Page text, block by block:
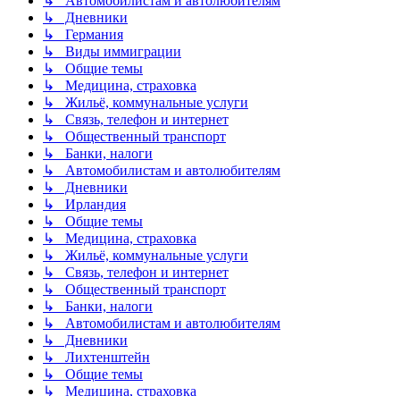
↳ Дневники
↳ Германия
↳ Виды иммиграции
↳ Общие темы
↳ Медицина, страховка
↳ Жильё, коммунальные услуги
↳ Связь, телефон и интернет
↳ Общественный транспорт
↳ Банки, налоги
↳ Автомобилистам и автолюбителям
↳ Дневники
↳ Ирландия
↳ Общие темы
↳ Медицина, страховка
↳ Жильё, коммунальные услуги
↳ Связь, телефон и интернет
↳ Общественный транспорт
↳ Банки, налоги
↳ Автомобилистам и автолюбителям
↳ Дневники
↳ Лихтенштейн
↳ Общие темы
↳ Медицина, страховка